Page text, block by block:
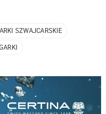
SZWAJCARSKIE